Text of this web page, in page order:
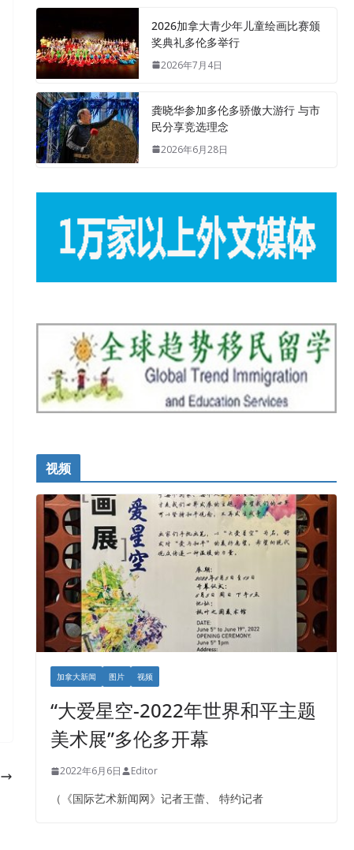
2026加拿大青少年儿童绘画比赛颁
奖典礼多伦多举行
2026年7月4日
龚晓华参加多伦多骄傲大游行 与市
民分享竞选理念
2026年6月28日
视频
加拿大新闻 图片 视频
“大爱星空-2022年世界和平主题
美术展”多伦多开幕
2022年6月6日 Editor
（《国际艺术新闻网》记者王蕾、 特约记者